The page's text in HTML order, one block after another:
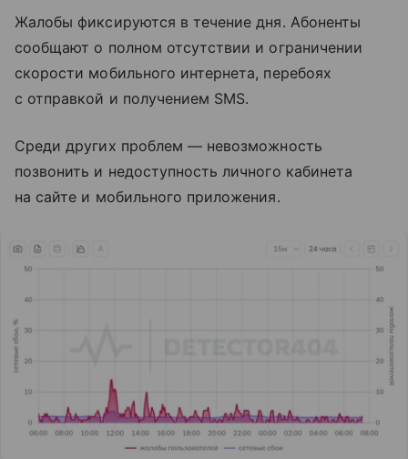
Жалобы фиксируются в течение дня. Абоненты
сообщают о полном отсутствии и ограничении
скорости мобильного интернета, перебоях
с отправкой и получением SMS.
Среди других проблем — невозможность
позвонить и недоступность личного кабинета
на сайте и мобильного приложения.